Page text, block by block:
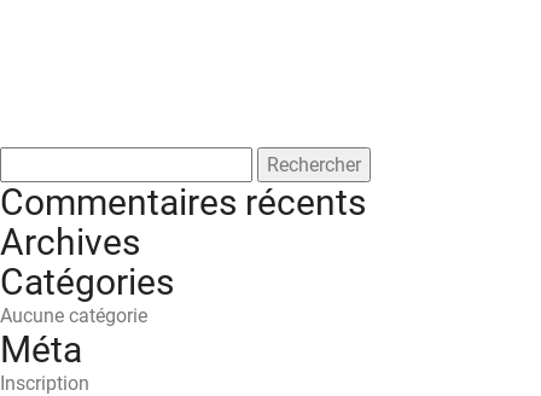
Commentaires récents
Archives
Catégories
Aucune catégorie
Méta
Inscription